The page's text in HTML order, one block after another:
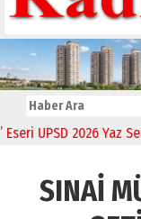
2026 Yaz
SINAİ